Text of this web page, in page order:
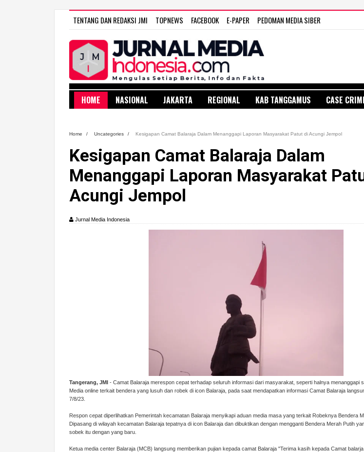
TENTANG DAN REDAKSI JMI TOPNEWS FACEBOOK E-PAPER PEDOMAN MEDIA SIBER
HOME NASIONAL JAKARTA REGIONAL KAB TANGGAMUS CASE
Home / Uncategories / Kesigapan Camat Balaraja Dalam Menanggapi Laporan Masyarakat Patut di Acungi Jempol
Kesigapan Camat Balaraja Dalam
Menanggapi Laporan Masyarakat
Acungi Jempol
Jurnal Media Indonesia
Tangerang, JMI - Camat Balaraja merespon cepat terhadap seluruh informasi dari masyarakat, seperti halnya menanggapi
Media online terkait bendera yang lusuh dan robek di icon Balaraja, pada saat mendapatkan informasi Camat Balaraja
7/8/23.
Respon cepat diperlihatkan Pemerintah kecamatan Balaraja menyikapi aduan media masa yang terkait Robeknya Bendera
Dipasang di wilayah kecamatan Balaraja tepatnya di icon Balaraja dan dibuktikan dengan mengganti Bendera Merah Putih
sobek itu dengan yang baru.
Ketua media center Balaraja (MCB) langsung memberikan pujian kepada camat Balaraja "Terima kasih kepada Camat